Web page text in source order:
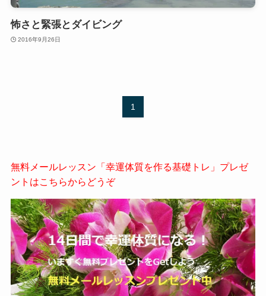
怖さと緊張とダイビング
2016年9月26日
1
無料メールレッスン「幸運体質を作る基礎トレ」プレゼ
ントはこちらからどうぞ